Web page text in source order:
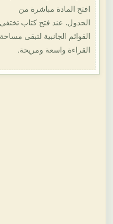
افتح المادة مباشرة من
الجدول. عند فتح كتاب تختفي
القوائم الجانبية لتبقى مساحة
القراءة واسعة ومريحة.